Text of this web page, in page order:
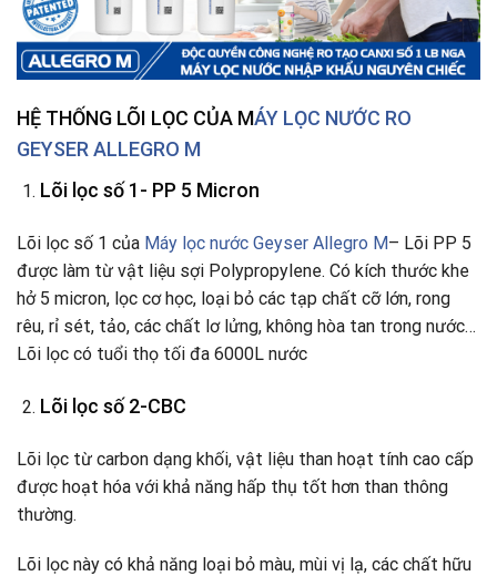
HỆ THỐNG LÕI LỌC CỦA MÁY LỌC NƯỚC RO
GEYSER ALLEGRO M
Lõi lọc số 1- PP 5 Micron
Lõi lọc số 1 của Máy lọc nước Geyser Allegro M– Lõi PP 5
được làm từ vật liệu sợi Polypropylene. Có kích thước khe
hở 5 micron, lọc cơ học, loại bỏ các tạp chất cỡ lớn, rong
rêu, rỉ sét, tảo, các chất lơ lửng, không hòa tan trong nước…
Lõi lọc có tuổi thọ tối đa 6000L nước
Lõi lọc số 2-CBC
Lõi lọc từ carbon dạng khối, vật liệu than hoạt tính cao cấp
được hoạt hóa với khả năng hấp thụ tốt hơn than thông
thường.
Lõi lọc này có khả năng loại bỏ màu, mùi vị lạ, các chất hữu